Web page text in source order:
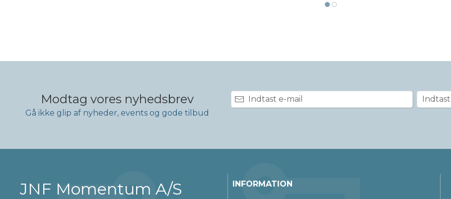
Modtag vores nyhedsbrev
Gå ikke glip af nyheder, events og gode tilbud
JNF Momentum A/S INFORMATION